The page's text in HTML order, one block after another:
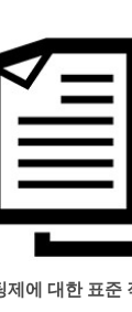
에 대한 표준